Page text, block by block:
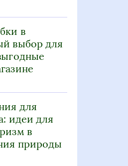
в
выбор для
для
идеи для
в
природы